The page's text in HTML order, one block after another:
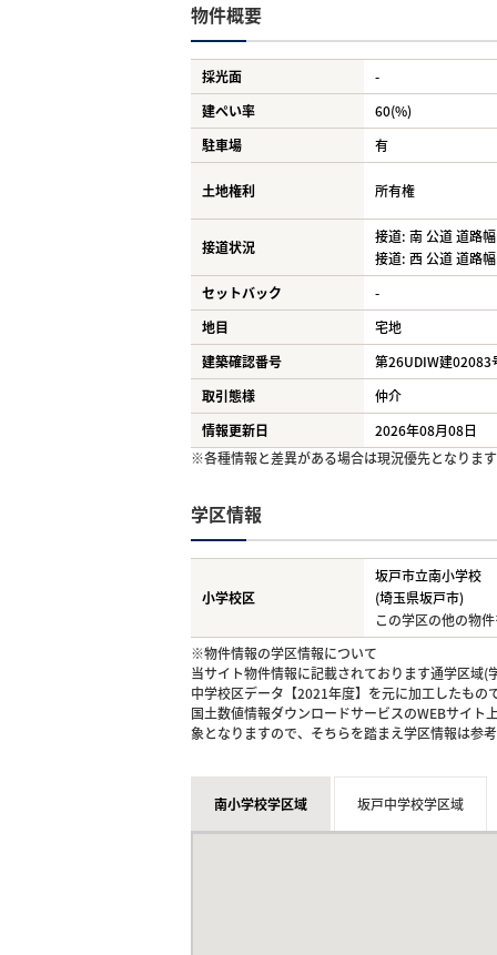
物件概要
採光面
-
建ぺい率
60(%)
駐車場
有
土地権利 所有権
接道状況
接道: 南 公道 道路
接道: 西 公道 道路
セットバック
-
地目
宅地
建築確認番号
第26UDIW建02083
取引態様
仲介
情報更新日
2026年08月08日
※各種情報と差異がある場合は現況優先となります
学区情報
小学校区
坂戸市立南小学校
(埼玉県坂戸市)
この学区の他の物
※物件情報の学区情報について
当サイト物件情報に記載されております通学区域
中学校区データ【2021年度】を元に加工したも
国土数値情報ダウンロードサービスのWEBサイ
象となりますので、そちらを踏まえ学区情報は参
南小学校学区域 坂戸中学校学区域